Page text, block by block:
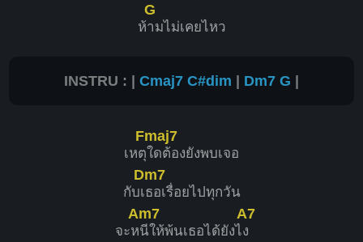
ห้
G
ามไม่เคยไหว
INSTRU : | Cmaj7 C#dim | Dm7 G |
เหตุ
Fmaj7
ใดต้องยังพบเจอ
กับเ
Dm7
ธอเรื่อยไปทุกวัน
จะห
Am7
นีให้พ้นเธอได้ยังไ
A7
ง